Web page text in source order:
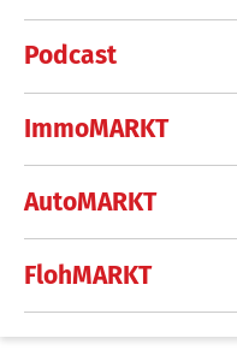
Podcast
ImmoMARKT
AutoMARKT
FlohMARKT